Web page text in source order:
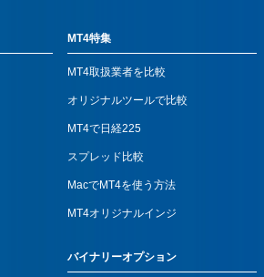
MT4特集
MT4取扱業者を比較
オリジナルツールで比較
MT4で日経225
スプレッド比較
MacでMT4を使う方法
MT4オリジナルインジ
バイナリーオプション